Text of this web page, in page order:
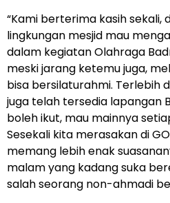
“Kami berterima kasih
lingkungan mesjid mau
dalam kegiatan Olahraga
meski jarang ketemu juga,
bisa bersilaturahmi. Terlebih
juga telah tersedia lapangan
boleh ikut, mau mainnya
Sesekali kita merasakan di
memang lebih enak
malam yang kadang suka
salah seorang non-ahmadi